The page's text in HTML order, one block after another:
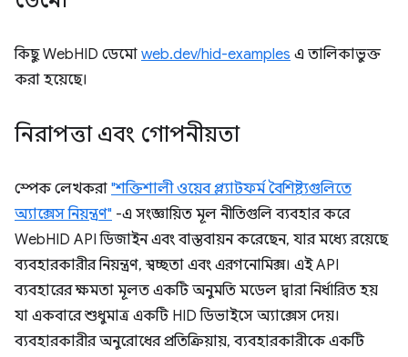
কিছু WebHID ডেমো web.dev/hid-examples এ তালিকাভুক্ত
করা হয়েছে।
নিরাপত্তা এবং গোপনীয়তা
স্পেক লেখকরা "শক্তিশালী ওয়েব প্ল্যাটফর্ম বৈশিষ্ট্যগুলিতে
অ্যাক্সেস নিয়ন্ত্রণ" -এ সংজ্ঞায়িত মূল নীতিগুলি ব্যবহার করে
WebHID API ডিজাইন এবং বাস্তবায়ন করেছেন, যার মধ্যে রয়েছে
ব্যবহারকারীর নিয়ন্ত্রণ, স্বচ্ছতা এবং এরগনোমিক্স। এই API
ব্যবহারের ক্ষমতা মূলত একটি অনুমতি মডেল দ্বারা নির্ধারিত হয়
যা একবারে শুধুমাত্র একটি HID ডিভাইসে অ্যাক্সেস দেয়।
ব্যবহারকারীর অনুরোধের প্রতিক্রিয়ায়, ব্যবহারকারীকে একটি